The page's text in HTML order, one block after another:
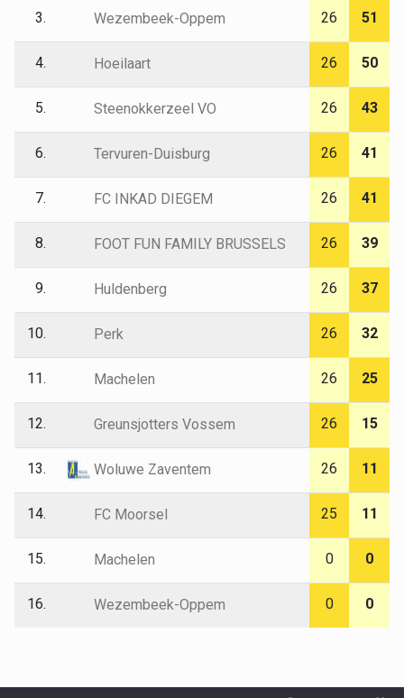
3. Wezembeek-Oppem 26 51
4. Hoeilaart 26 50
5. Steenokkerzeel VO 26 43
6. Tervuren-Duisburg 26 41
7. FC INKAD DIEGEM 26 41
8. FOOT FUN FAMILY BRUSSELS 26 39
9. Huldenberg 26 37
10. Perk 26 32
11. Machelen 26 25
12. Greunsjotters Vossem 26 15
13. Woluwe Zaventem 26 11
14. FC Moorsel 25 11
15. Machelen 0 0
16. Wezembeek-Oppem 0 0